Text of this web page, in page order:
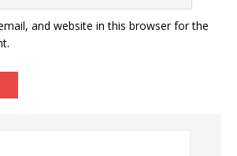
and website in this browser for the